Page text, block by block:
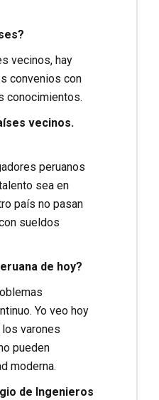
vecinos, hay
convenios con
conocimientos.
vecinos.
peruanos
sea en
país no pasan
sueldos
de hoy?
Yo veo hoy
varones
pueden
moderna.
de Ingenieros